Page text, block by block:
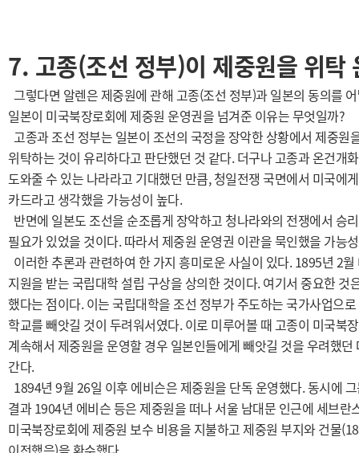
7. 고종(조선 정부)이 제중원을 위탁
그렇다면 알렌은 제중원에 관해 고종(조선 정부)과 일본의 동의를
일본이 미국북장로회에 제중원 운영권을 넘겨준 이유는 무엇일까?
고종과 조선 정부는 일본이 조선의 국정을 장악한 상황에서 제중
위탁하는 것이 유리하다고 판단했던 것 같다. 더구나 고종과 온건개
도와줄 수 있는 나라라고 기대했던 만큼, 청일전쟁 국면에서 미국에
카드라고 생각했을 가능성이 높다.
반면에 일본도 조선을 순조롭게 장악하고 청나라와의 전쟁에서 승
필요가 있었을 것이다. 따라서 제중원 운영권 이관을 묵인했을 가능
이러한 추론과 관련하여 한 가지 흥미로운 사실이 있다. 1895년 2
지원을 받는 국립대학 설립 구상을 상의한 것이다. 여기서 중요한 것
했다는 점이다. 이는 국립대학을 조선 정부가 주도하는 국가사업으
학교를 빼앗길 것이 두려워서였다. 이로 미루어볼 때 고종이 미국북
계속해서 제중원을 운영할 경우 일본인들에게 빼앗길 것을 우려했
간다.
1894년 9월 26일 이후 에비슨은 제중원을 단독 운영했다. 동시에
결과 1904년 에비슨 등은 제중원을 떠나 서울 남대문 인근에 세브
미국북장로회에 제중원 보수 비용을 지불하고 제중원 부지와 건물